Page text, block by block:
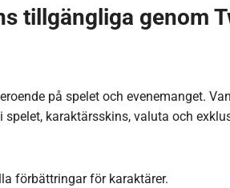
tillgängliga genom
på spelet och evenemanget.
karaktärsskins, valuta och
förbättringar för karaktärer.